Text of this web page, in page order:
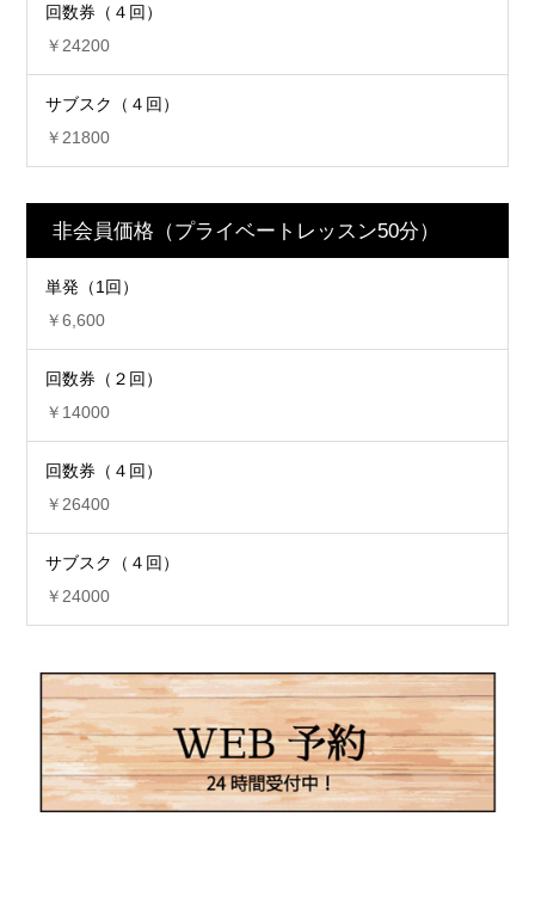
回数券（４回）
￥24200
サブスク（４回）
￥21800
非会員価格（プライベートレッスン50分）
単発（1回）
￥6,600
回数券（２回）
￥14000
回数券（４回）
￥26400
サブスク（４回）
￥24000